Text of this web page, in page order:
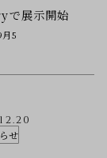
で展示開始
5
せ